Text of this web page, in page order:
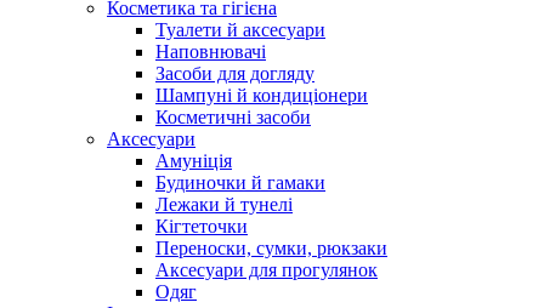
Косметика та гігієна
Туалети й аксесуари
Наповнювачі
Засоби для догляду
Шампуні й кондиціонери
Косметичні засоби
Аксесуари
Амуніція
Будиночки й гамаки
Лежаки й тунелі
Кігтеточки
Переноски, сумки, рюкзаки
Аксесуари для прогулянок
Одяг